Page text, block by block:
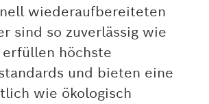
wiederaufbereiteten
sind so zuverlässig wie
höchste
und bieten eine
wie ökologisch